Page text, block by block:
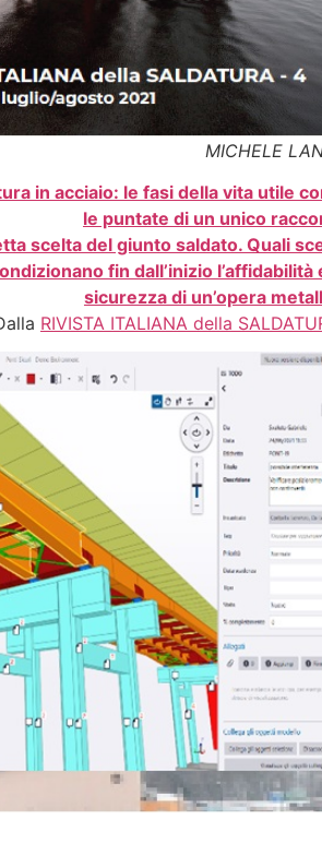
MICHELE
in acciaio: le fasi della vita utile
le puntate di un unico
scelta del giunto saldato. Quali
fin dall’inizio l’affidabilità
sicurezza di un’opera
RIVISTA ITALIANA della